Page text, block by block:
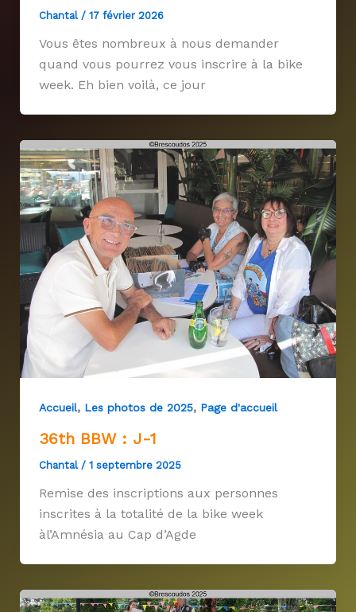
Chantal / 17 février 2026
Vous êtes nombreux à nous demander
quand vous pourrez vous inscrire à la bike
week. Eh bien voilà, ce jour
Accueil, Les photos de 2025, Page d'accueil
36th BBW : J-1
Chantal / 1 septembre 2025
Remise des inscriptions aux personnes
inscrites à la totalité de la bike week
àl’Amnésia au Cap d’Agde